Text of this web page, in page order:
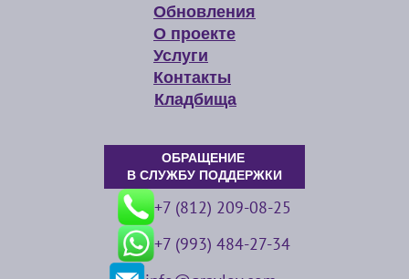
Обновления
О проекте
Услуги
Контакты
Кладбища
ОБРАЩЕНИЕ
В СЛУЖБУ ПОДДЕРЖКИ
+7 (812) 209-08-25
+7 (993) 484-27-34